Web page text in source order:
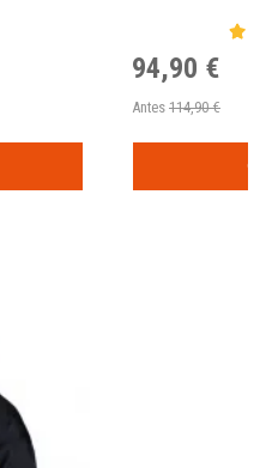
94,90 €
Antes 114,90 €